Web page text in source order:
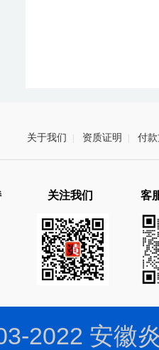
关于我们 资质证明 付
关注我们 客
2022 安徽